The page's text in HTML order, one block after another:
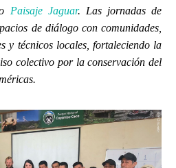
Paisaje Jaguar. Las jornadas de
de diálogo con comunidades,
y técnicos locales, fortaleciendo la
colectivo por la conservación del